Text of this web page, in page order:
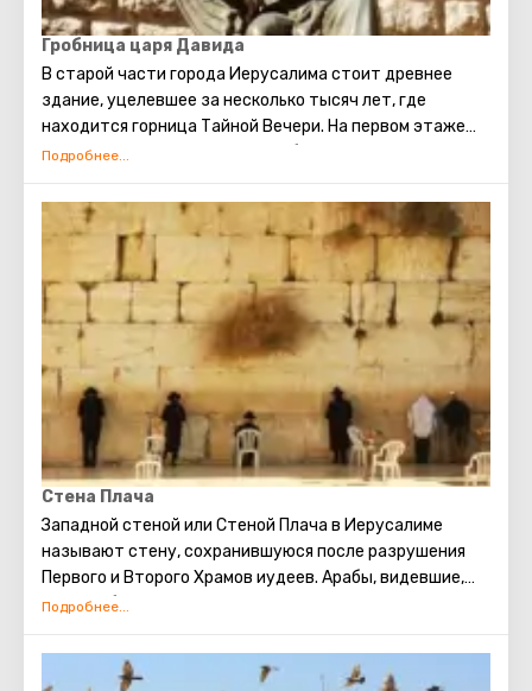
посещения туристами.
Гробница царя Давида
В старой части города Иерусалима стоит древнее
здание, уцелевшее за несколько тысяч лет, где
находится горница Тайной Вечери. На первом этаже
этого здания расположена гробница Царя Давида. Это
объединил Израиль в мощное, сильное государство,
сделав Иерусалим его главной столицей, установил
Ковчег Завета на горе Сион. Перед смертью Давид
передал своему сыну Соломону средства и все
необходимые чертежи для строительства Первого
Храма. Его почитают как в христианстве, так и в
иудаизме и в исламе.
Стена Плача
Западной стеной или Стеной Плача в Иерусалиме
называют стену, сохранившуюся после разрушения
Первого и Второго Храмов иудеев. Арабы, видевшие,
как скорбят евреи о разрушении храма, прозвали это
традиция: стоя у Стены Плача просить о самом
сокровенном. Можно также вложить между камней